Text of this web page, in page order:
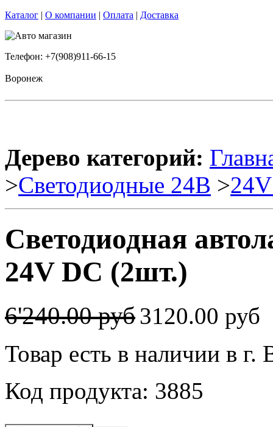
Каталог | О компании | Оплата | Доставка
Телефон: +7(908)911-66-15
Воронеж
Дерево категорий:
>Cветодиодные 24B >
Светодиодная
24V DC (2шт.)
6'240.00 руб3120.00 руб
Товар есть в наличии в г.
Код продукта: 3885